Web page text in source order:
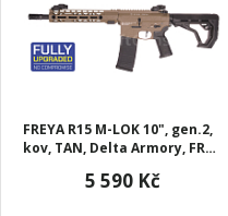
FREYA R15 M-LOK 10", gen.2,
kov, TAN, Delta Armory, FRY-
5 590 Kč